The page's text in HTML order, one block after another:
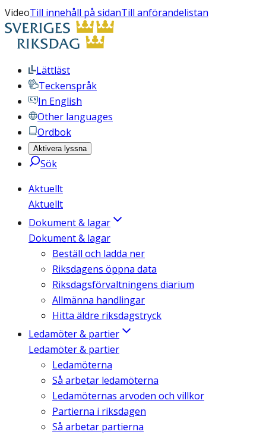
VideoTill innehåll på sidanTill anförandelistan
Lättläst
Teckenspråk
In English
Other languages
Ordbok
Aktivera lyssna
Sök
Aktuellt
Aktuellt
Dokument & lagar
Dokument & lagar
Beställ och ladda ner
Riksdagens öppna data
Riksdagsförvaltningens diarium
Allmänna handlingar
Hitta äldre riksdagstryck
Ledamöter & partier
Ledamöter & partier
Ledamöterna
Så arbetar ledamöterna
Ledamöternas arvoden och villkor
Partierna i riksdagen
Så arbetar partierna